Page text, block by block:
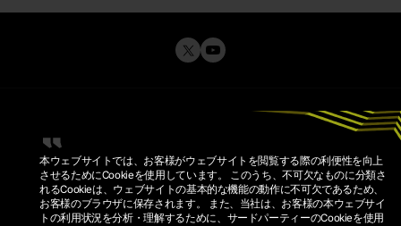
本ウェブサイトでは、お客様がウェブサイトを閲覧する際の利便性を向上
させるためにCookieを使用しています。 このうち、不可欠なものに分類さ
れるCookieは、ウェブサイトの基本的な機能の動作に不可欠であるため、
お客様のブラウザに保存されます。 また、当社は、お客様の本ウェブサイ
トの利用状況を分析・理解するために、サードパーティーのCookieを使用